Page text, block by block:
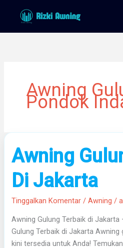
Awning
Pondok
Awning
Di Jakarta
Tinggalkan Komentar /Awning /
Awning Gulung Terbaik di Jakarta
Gulung Terbaik di Jakarta
kini tersedia untuk Anda!
Awning
Gulung
Terbaik
Di
Jakarta